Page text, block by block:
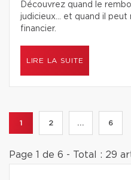
Découvrez quand le
judicieux… et quand il peut
financier.
LIRE LA SUITE
1 2 ... 6
Page 1 de 6 - Total : 29